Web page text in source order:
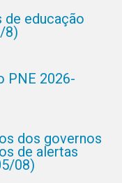
de educação
8)
PNE 2026-
dos governos
de alertas
08)